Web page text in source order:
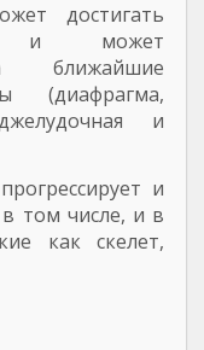
достигать
и может
ближайшие
(диафрагма,
и
и
том числе, и в
как скелет,